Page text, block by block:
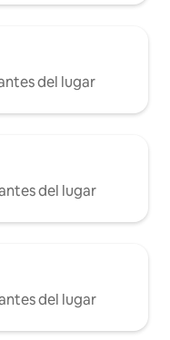
del lugar
del lugar
del lugar